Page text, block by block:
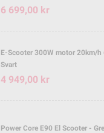
6 699,00 kr
E-Scooter 300W motor 20km/
Svart
4 949,00 kr
Power Core E90 El Scooter -